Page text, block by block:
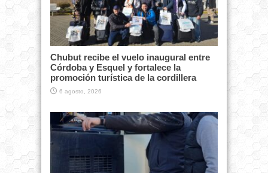
Chubut recibe el vuelo inaugural entre
Córdoba y Esquel y fortalece la
promoción turística de la cordillera
6 agosto, 2026